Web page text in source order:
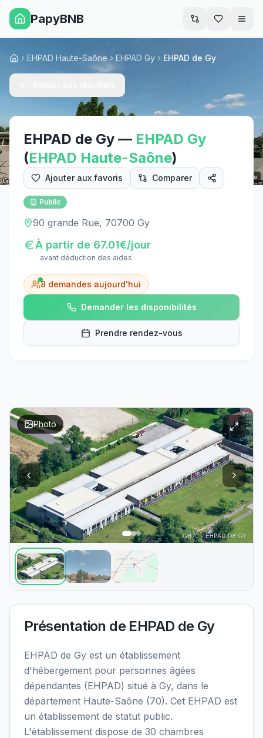
PapyBNB
Street View
AccueilEHPAD Haute-Saône EHPAD Gy EHPAD de Gy
EHPAD de Gy — EHPAD Gy
(EHPAD Haute-Saône)
Ajouter aux favoris Comparer
Public
90 grande Rue, 70700 Gy
À partir de 67.01€/jour
avant déduction des aides
8 demandes aujourd'hui
Demander les disponibilités
Prendre rendez-vous
Photo
Présentation de EHPAD de Gy
EHPAD de Gy est un établissement
d'hébergement pour personnes âgées
dépendantes (EHPAD) situé à Gy, dans le
département Haute-Saône (70). Cet EHPAD est
un établissement de statut public.
L'établissement dispose de 30 chambres